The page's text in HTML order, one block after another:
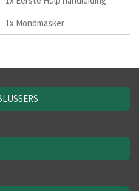
1x Mondmasker